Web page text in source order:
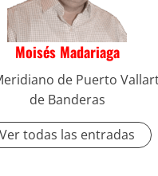
Moisés Madariaga
de Puerto
de Banderas
Ver todas las entradas